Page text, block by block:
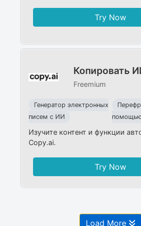
Try Now
Копировать
Freemium
Генератор электронных
писем с ИИ
Изучите контент и функции
Copy.ai.
Try Now
Load More